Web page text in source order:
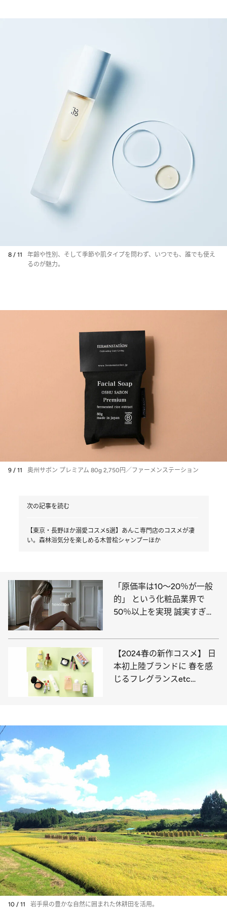
8 / 11
年齢や性別、そして季節や肌タイプを問わず、いつでも、誰でも使え
るのが魅力。
9 / 11 奥州サボン プレミアム 80g 2,750円／ファーメンステーション
次の記事を読む
【東京・長野ほか溺愛コスメ5選】あんこ専門店のコスメが凄
い。森林浴気分を楽しめる木曽桧シャンプーほか
「原価率は10～20％が一般
的」 という化粧品業界で
50％以上を実現 誠実すぎる
【2024春の新作コスメ】 日
本初上陸ブランドに 春を感
じるフレグランスetc…
10 / 11 岩手県の豊かな自然に囲まれた休耕田を活用。